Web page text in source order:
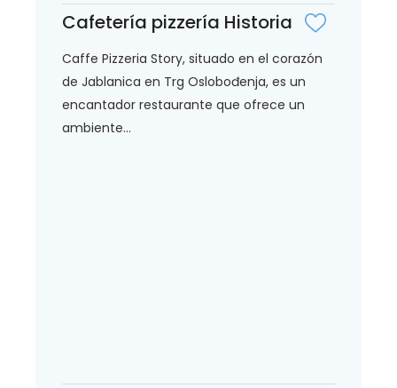
Cafetería pizzería Historia
Caffe Pizzeria Story, situado en el corazón
de Jablanica en Trg Oslobođenja, es un
encantador restaurante que ofrece un
ambiente...